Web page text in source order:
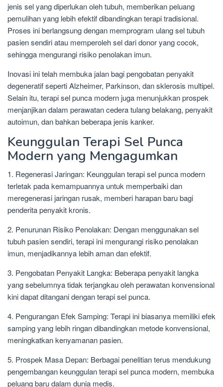
jenis sel yang diperlukan oleh tubuh, memberikan peluang
pemulihan yang lebih efektif dibandingkan terapi tradisional.
Proses ini berlangsung dengan memprogram ulang sel tubuh
pasien sendiri atau memperoleh sel dari donor yang cocok,
sehingga mengurangi risiko penolakan imun.
Inovasi ini telah membuka jalan bagi pengobatan penyakit
degeneratif seperti Alzheimer, Parkinson, dan sklerosis multipel.
Selain itu, terapi sel punca modern juga menunjukkan prospek
menjanjikan dalam perawatan cedera tulang belakang, penyakit
autoimun, dan bahkan beberapa jenis kanker.
Keunggulan Terapi Sel Punca
Modern yang Mengagumkan
1. Regenerasi Jaringan: Keunggulan terapi sel punca modern
terletak pada kemampuannya untuk memperbaiki dan
meregenerasi jaringan rusak, memberi harapan baru bagi
penderita penyakit kronis.
2. Penurunan Risiko Penolakan: Dengan menggunakan sel
tubuh pasien sendiri, terapi ini mengurangi risiko penolakan
imun, menjadikannya lebih aman dan efektif.
3. Pengobatan Penyakit Langka: Beberapa penyakit langka
yang sebelumnya tidak terjangkau oleh perawatan konvensional
kini dapat ditangani dengan terapi sel punca.
4. Pengurangan Efek Samping: Terapi ini biasanya memiliki efek
samping yang lebih ringan dibandingkan metode konvensional,
meningkatkan kenyamanan pasien.
5. Prospek Masa Depan: Berbagai penelitian terus mendukung
pengembangan keunggulan terapi sel punca modern, membuka
peluang baru dalam dunia medis.